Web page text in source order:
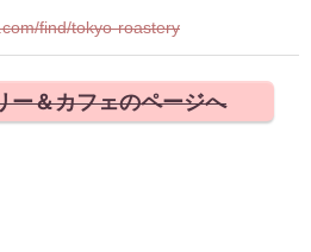
find/tokyo-roastery
ー＆カフェのページへ